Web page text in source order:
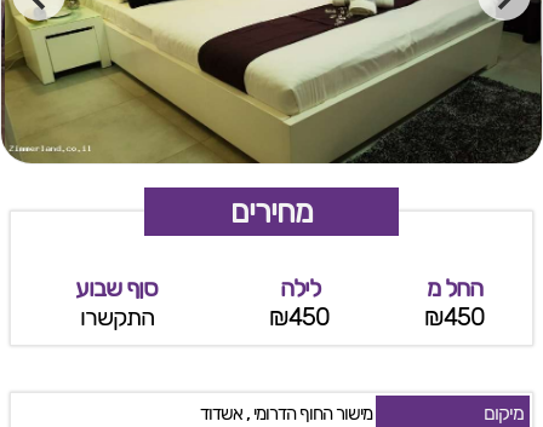
מחירים
החל מ
₪450
לילה
₪450
סןף שבוע
התקשרו
מיקום מישור החוף הדרומי, אשדוד